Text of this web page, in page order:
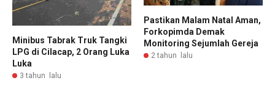
Minibus Tabrak Truk Tangki
LPG di Cilacap, 2 Orang Luka
Luka
3 tahun lalu
Pastikan Malam Natal Aman,
Forkopimda Demak
Monitoring Sejumlah Gereja
2 tahun lalu